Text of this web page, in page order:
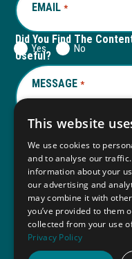
EMAIL *REQUIRED
Did You Find The
Useful?
Yes No
MESSAGE *REQUIRED
Submit
Copyright © 2026
This website
We use cookies to
and to analyse our
information about your
our advertising and
may combine it with
you’ve provided to them
collected from your use
Privacy Policy